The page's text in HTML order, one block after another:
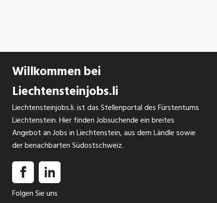
Willkommen bei
Liechtensteinjobs.li
Liechtensteinjobs.li. ist das Stellenportal des Fürstentums
Liechtenstein. Hier finden Jobsuchende ein breites
Angebot an Jobs in Liechtenstein, aus dem Ländle sowie
der benachbarten Südostschweiz.
Folgen Sie uns